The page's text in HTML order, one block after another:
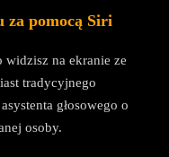
za pomocą Siri
widzisz na ekranie ze
tradycyjnego
głosowego o
osoby.